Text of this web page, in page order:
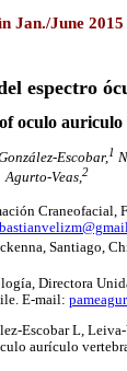
Jan./June 2015
espectro
oculo
Escobar,1
Agurto-Veas,2
Craneofacial,
Santiago,
Directora
E-mail:
Escobar L,
aurículo